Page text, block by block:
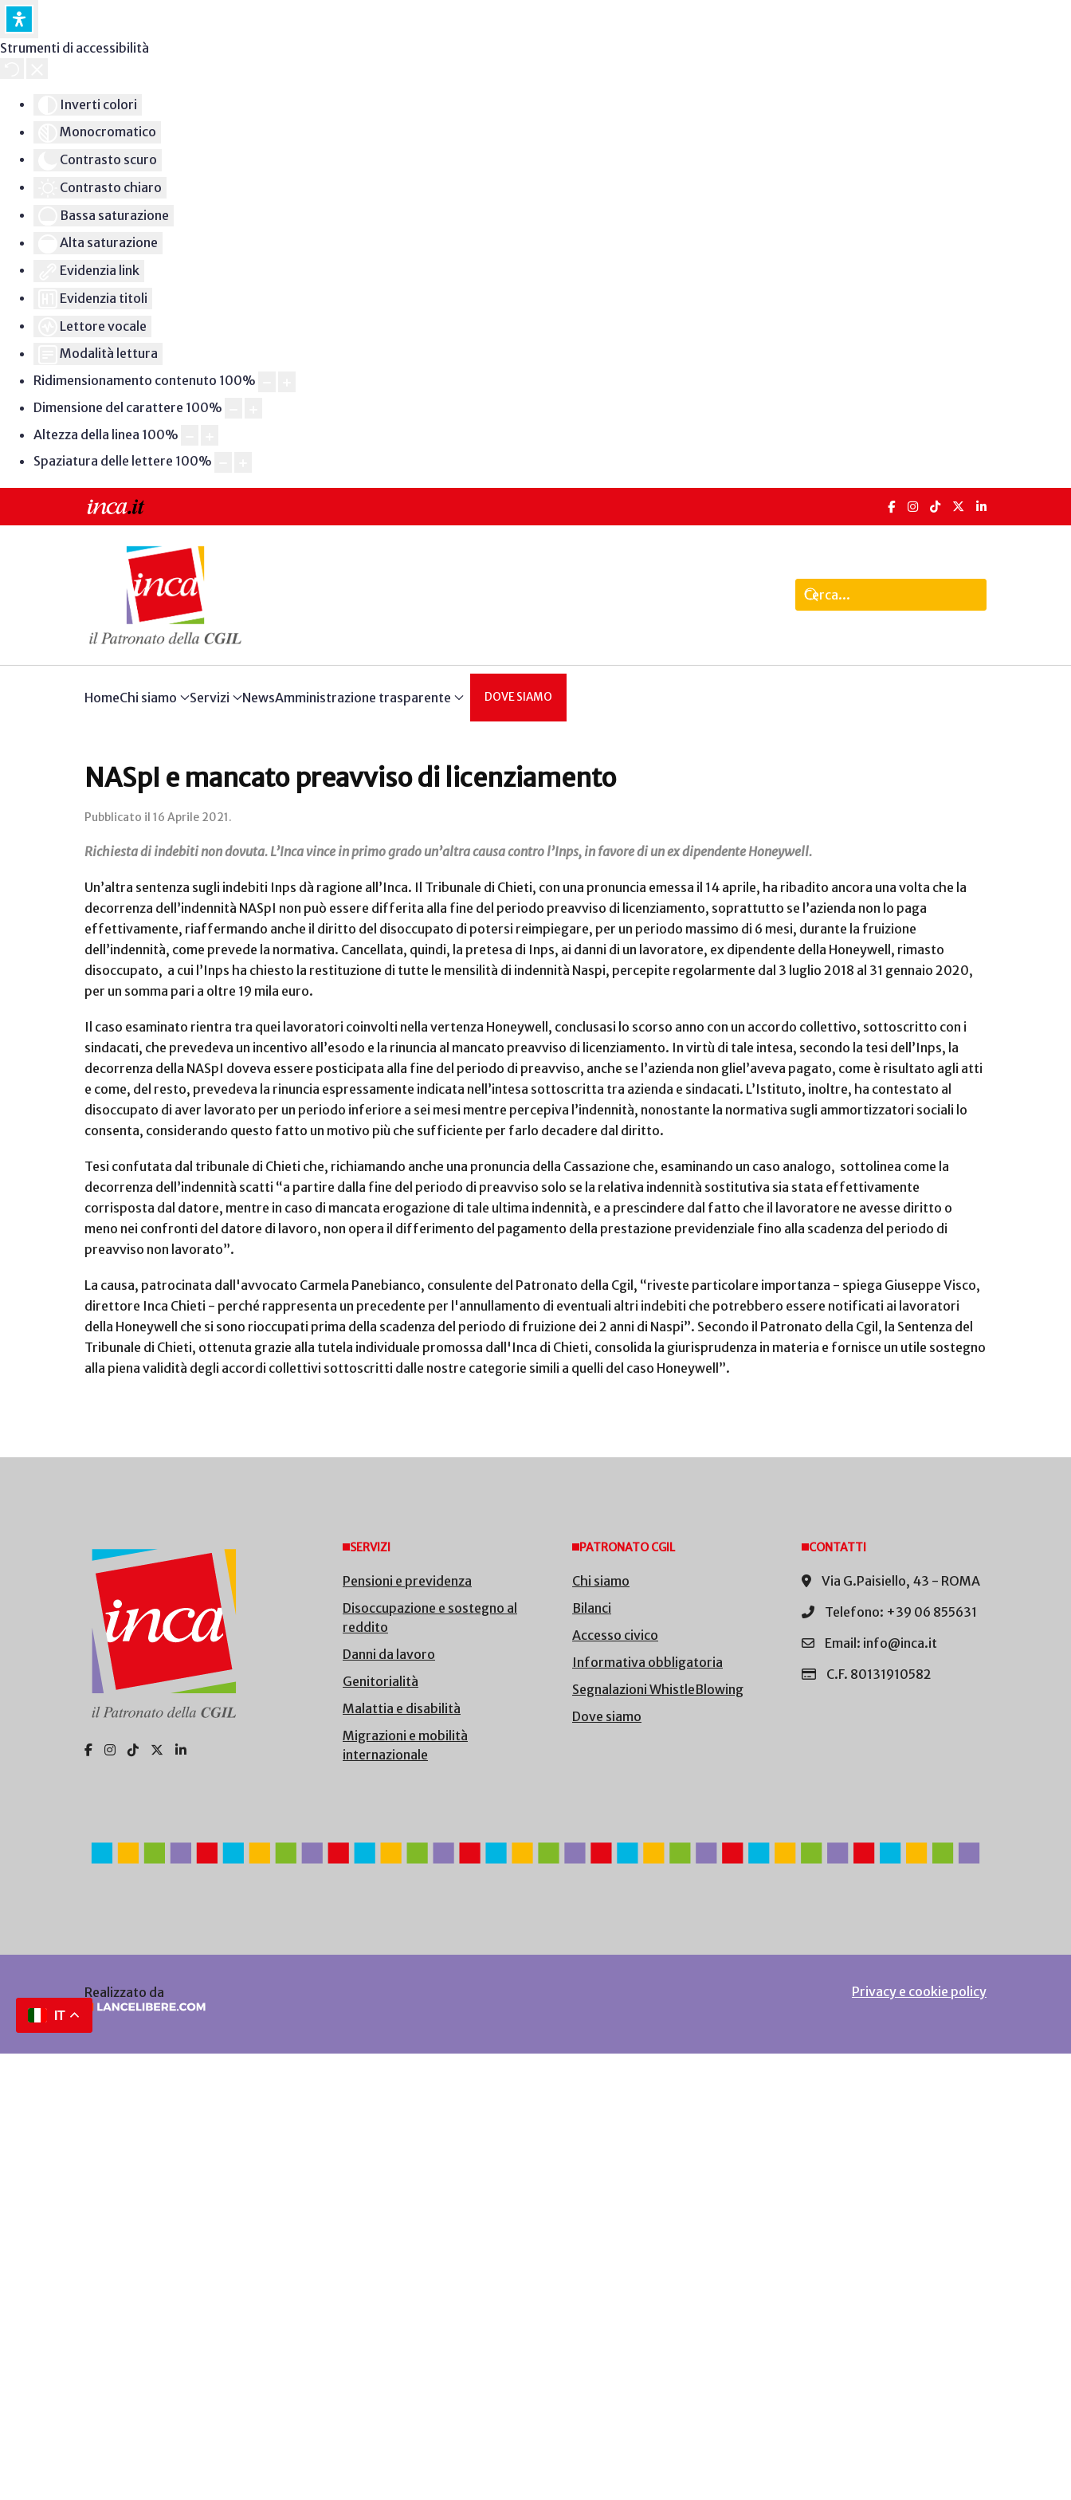
Strumenti di accessibilità
Inverti colori
Monocromatico
Contrasto scuro
Contrasto chiaro
Bassa saturazione
Alta saturazione
Evidenzia link
Evidenzia titoli
Lettore vocale
Modalità lettura
Ridimensionamento contenuto 100%
Dimensione del carattere 100%
Altezza della linea 100%
Spaziatura delle lettere 100%
HomeChi siamo Servizi NewsAmministrazione trasparente DOVE SIAMO
NASpI e mancato preavviso di licenziamento
Pubblicato il 16 Aprile 2021.
Richiesta di indebiti non dovuta. L’Inca vince in primo grado un’altra causa contro l’Inps, in favore di un ex dipendente Honeywell.
Un’altra sentenza sugli indebiti Inps dà ragione all’Inca. Il Tribunale di Chieti, con una pronuncia emessa il 14 aprile, ha ribadito ancora una volta che la
decorrenza dell’indennità NASpI non può essere differita alla fine del periodo preavviso di licenziamento, soprattutto se l’azienda non lo paga
effettivamente, riaffermando anche il diritto del disoccupato di potersi reimpiegare, per un periodo massimo di 6 mesi, durante la fruizione
dell’indennità, come prevede la normativa. Cancellata, quindi, la pretesa di Inps, ai danni di un lavoratore, ex dipendente della Honeywell, rimasto
disoccupato, a cui l’Inps ha chiesto la restituzione di tutte le mensilità di indennità Naspi, percepite regolarmente dal 3 luglio 2018 al 31 gennaio 2020,
per un somma pari a oltre 19 mila euro.
Il caso esaminato rientra tra quei lavoratori coinvolti nella vertenza Honeywell, conclusasi lo scorso anno con un accordo collettivo, sottoscritto con i
sindacati, che prevedeva un incentivo all’esodo e la rinuncia al mancato preavviso di licenziamento. In virtù di tale intesa, secondo la tesi dell’Inps, la
decorrenza della NASpI doveva essere posticipata alla fine del periodo di preavviso, anche se l’azienda non gliel’aveva pagato, come è risultato agli atti
e come, del resto, prevedeva la rinuncia espressamente indicata nell’intesa sottoscritta tra azienda e sindacati. L’Istituto, inoltre, ha contestato al
disoccupato di aver lavorato per un periodo inferiore a sei mesi mentre percepiva l’indennità, nonostante la normativa sugli ammortizzatori sociali lo
consenta, considerando questo fatto un motivo più che sufficiente per farlo decadere dal diritto.
Tesi confutata dal tribunale di Chieti che, richiamando anche una pronuncia della Cassazione che, esaminando un caso analogo, sottolinea come la
decorrenza dell’indennità scatti “a partire dalla fine del periodo di preavviso solo se la relativa indennità sostitutiva sia stata effettivamente
corrisposta dal datore, mentre in caso di mancata erogazione di tale ultima indennità, e a prescindere dal fatto che il lavoratore ne avesse diritto o
meno nei confronti del datore di lavoro, non opera il differimento del pagamento della prestazione previdenziale fino alla scadenza del periodo di
preavviso non lavorato”.
La causa, patrocinata dall'avvocato Carmela Panebianco, consulente del Patronato della Cgil, “riveste particolare importanza - spiega Giuseppe Visco,
direttore Inca Chieti - perché rappresenta un precedente per l'annullamento di eventuali altri indebiti che potrebbero essere notificati ai lavoratori
della Honeywell che si sono rioccupati prima della scadenza del periodo di fruizione dei 2 anni di Naspi”. Secondo il Patronato della Cgil, la Sentenza del
Tribunale di Chieti, ottenuta grazie alla tutela individuale promossa dall'Inca di Chieti, consolida la giurisprudenza in materia e fornisce un utile sostegno
alla piena validità degli accordi collettivi sottoscritti dalle nostre categorie simili a quelli del caso Honeywell”.
SERVIZI
Pensioni e previdenza
Disoccupazione e sostegno al
reddito
Danni da lavoro
Genitorialità
Malattia e disabilità
Migrazioni e mobilità
internazionale
PATRONATO CGIL
Chi siamo
Bilanci
Accesso civico
Informativa obbligatoria
Segnalazioni WhistleBlowing
Dove siamo
CONTATTI
Via G.Paisiello, 43 - ROMA
Telefono: +39 06 855631
Email: info@inca.it
C.F. 80131910582
Realizzato da Privacy e cookie policy
IT